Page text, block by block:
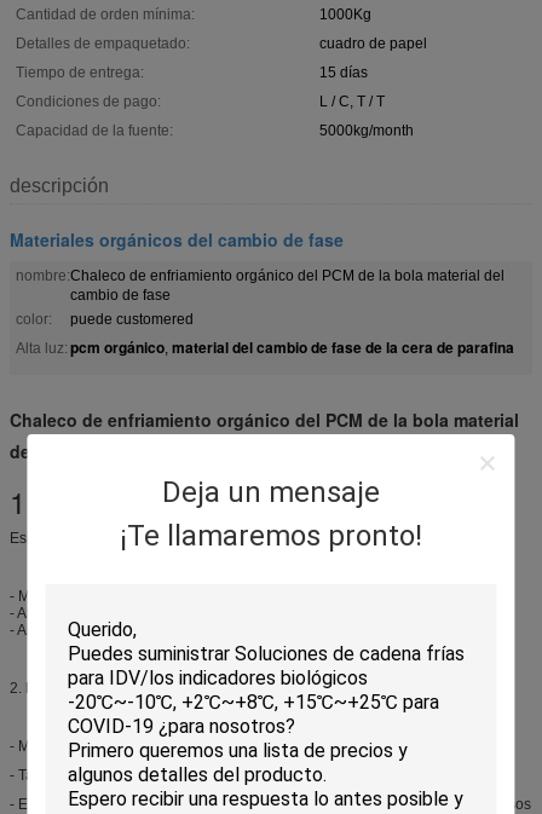
Deja un mensaje
¡Te llamaremos pronto!
Cantidad de orden mínima:
1000Kg
Detalles de empaquetado:
cuadro de papel
Tiempo de entrega:
15 días
Condiciones de pago:
L / C, T / T
Capacidad de la fuente:
5000kg/month
descripción
Materiales orgánicos del cambio de fase
nombre:Chaleco de enfriamiento orgánico del PCM de la bola material del
cambio de fase
color:
puede customered
Alta luz: pcm orgánico, material del cambio de fase de la cera de parafina
Chaleco de enfriamiento orgánico del PCM de la bola material
del cambio de fase
1. Descripción de producto:
Especificación de las bolas del PCM;
- Muchos tamaños disponibles
- Alta aplicabilidad
- Alta eficacia del volumn
2. Información de las bolas del PCM;
- Material de la pared de la cápsula: HDPE (polietileno de alta densidad)
- Tamaño disponible: 50-100m m en diámetro
- Enfermedad de la pared de la cápsula: 0.5mm-1m m, abasteciendo a diversos